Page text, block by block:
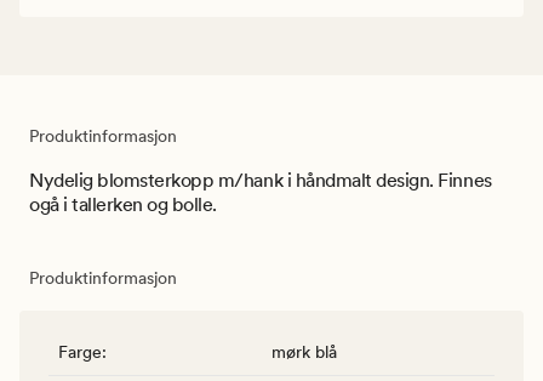
Produktinformasjon
Nydelig blomsterkopp m/hank i håndmalt design. Finnes
ogå i tallerken og bolle.
Produktinformasjon
Farge: mørk blå